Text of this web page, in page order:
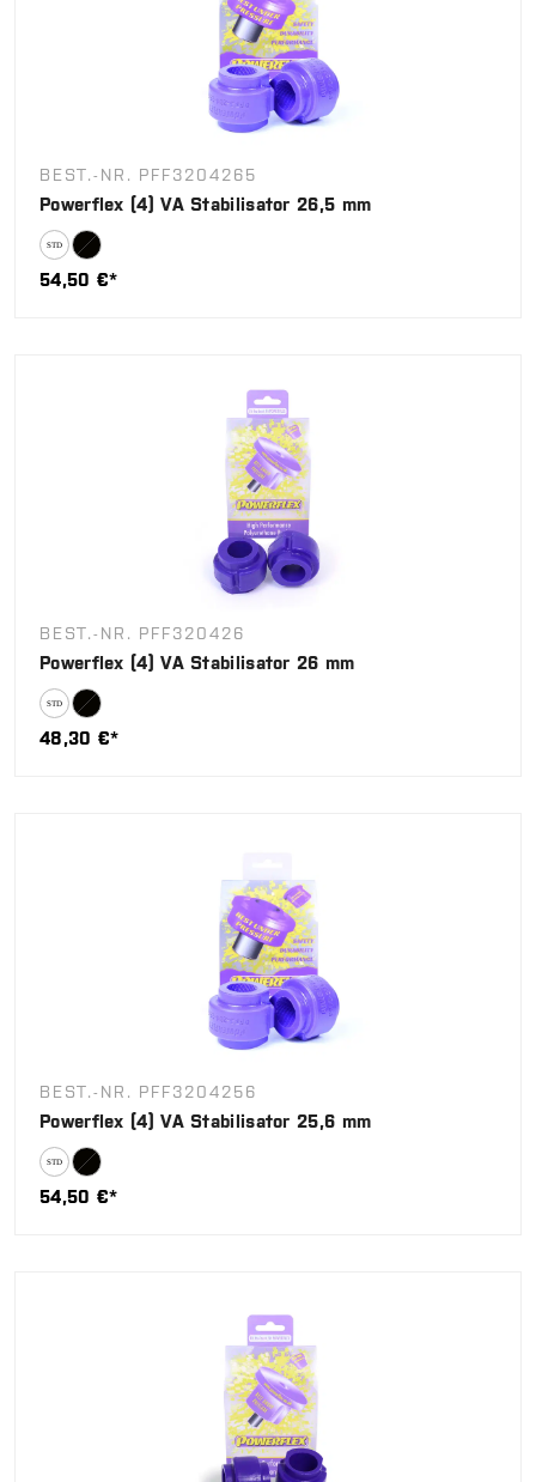
BEST.-NR. PFF3204265
Powerflex (4) VA Stabilisator 26,5 mm
54,50 €*
BEST.-NR. PFF320426
Powerflex (4) VA Stabilisator 26 mm
48,30 €*
BEST.-NR. PFF3204256
Powerflex (4) VA Stabilisator 25,6 mm
54,50 €*